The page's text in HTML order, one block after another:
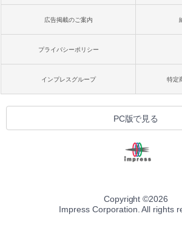
広告掲載のご案内
プライバシーポリシー
インプレスグループ 特定
PC版で見る
Copyright ©2026
Impress Corporation. All rights